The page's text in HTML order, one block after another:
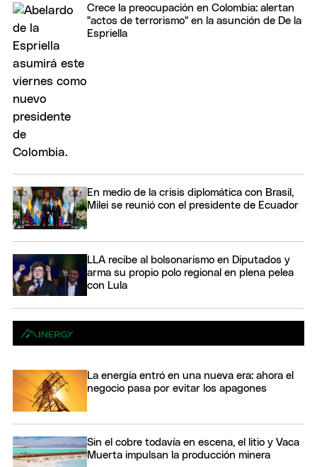
Crece la preocupación en Colombia: alertan
"actos de terrorismo" en la asunción de De la
Espriella
En medio de la crisis diplomática con Brasil,
Milei se reunió con el presidente de Ecuador
LLA recibe al bolsonarismo en Diputados y
arma su propio polo regional en plena pelea
con Lula
La energía entró en una nueva era: ahora el
negocio pasa por evitar los apagones
Sin el cobre todavía en escena, el litio y Vaca
Muerta impulsan la producción minera